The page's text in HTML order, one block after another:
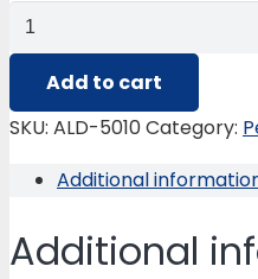
ALD-
5010
SOPORTE
PARA
BAÑO
Add to cart
SKU: ALD-5010Category:
Additional
Additional